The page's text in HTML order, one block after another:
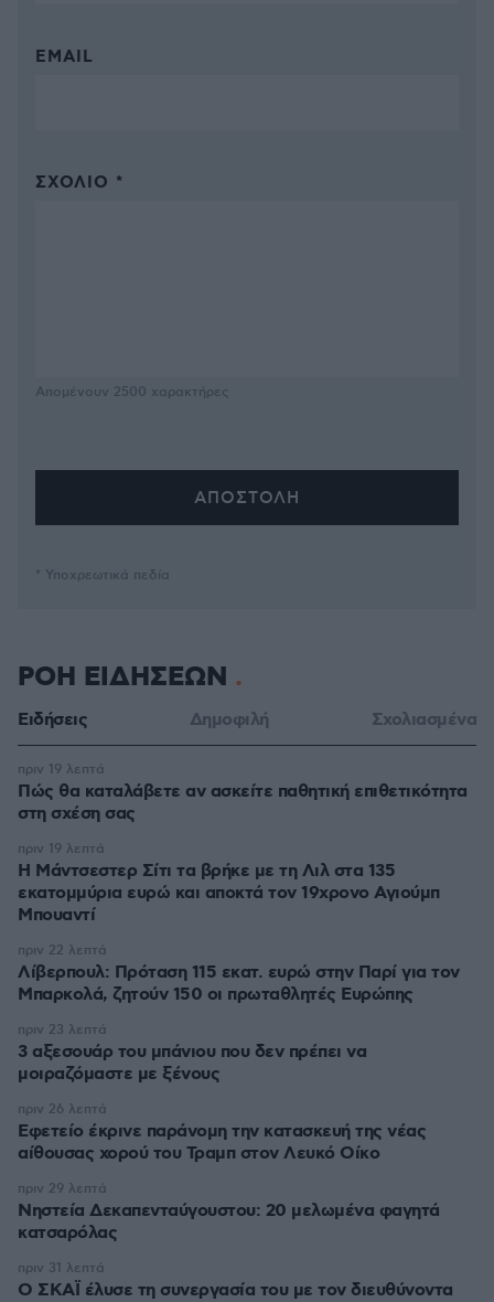
EMAIL
ΣΧΌΛΙΟ *
Απομένουν 2500 χαρακτήρες
* Υποχρεωτικά πεδία
ΡΟΗ ΕΙΔΗΣΕΩΝ
Ειδήσεις Δημοφιλή Σχολιασμένα
Πώς θα καταλάβετε αν ασκείτε παθητική επιθετικότητα
στη σχέση σας
πριν 19 λεπτά
Η Μάντσεστερ Σίτι τα βρήκε με τη Λιλ στα 135
εκατομμύρια ευρώ και αποκτά τον 19χρονο Αγιούμπ
Μπουαντί
πριν 19 λεπτά
Λίβερπουλ: Πρόταση 115 εκατ. ευρώ στην Παρί για τον
Μπαρκολά, ζητούν 150 οι πρωταθλητές Ευρώπης
πριν 22 λεπτά
3 αξεσουάρ του μπάνιου που δεν πρέπει να
μοιραζόμαστε με ξένους
πριν 23 λεπτά
Εφετείο έκρινε παράνομη την κατασκευή της νέας
αίθουσας χορού του Τραμπ στον Λευκό Οίκο
πριν 26 λεπτά
Νηστεία Δεκαπενταύγουστου: 20 μελωμένα φαγητά
κατσαρόλας
πριν 29 λεπτά
Ο ΣΚΑΪ έλυσε τη συνεργασία του με τον διευθύνοντα
πριν 31 λεπτά